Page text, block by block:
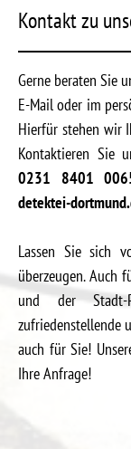
Kontakt zu
Gerne beraten Sie
E-Mail oder im
Hierfür stehen wir
Kontaktieren Sie
0231 8401
detektei-
Lassen Sie sich
überzeugen. Auch
und der
zufriedenstellende
auch für Sie!
Ihre Anfrage!